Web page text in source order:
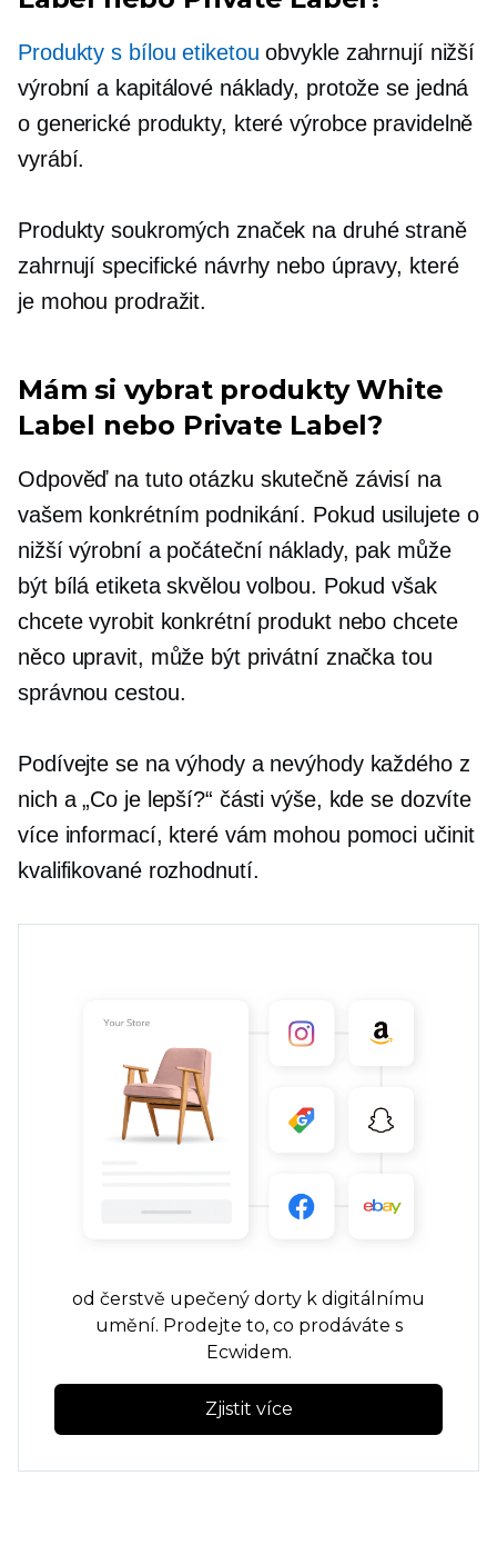
Produkty s bílou etiketou obvykle zahrnují nižší
výrobní a kapitálové náklady, protože se jedná
o generické produkty, které výrobce pravidelně
vyrábí.
Produkty soukromých značek na druhé straně
zahrnují specifické návrhy nebo úpravy, které
je mohou prodražit.
Mám si vybrat produkty White
Label nebo Private Label?
Odpověď na tuto otázku skutečně závisí na
vašem konkrétním podnikání. Pokud usilujete o
nižší výrobní a počáteční náklady, pak může
být bílá etiketa skvělou volbou. Pokud však
chcete vyrobit konkrétní produkt nebo chcete
něco upravit, může být privátní značka tou
správnou cestou.
Podívejte se na výhody a nevýhody každého z
nich a „Co je lepší?“ části výše, kde se dozvíte
více informací, které vám mohou pomoci učinit
kvalifikované rozhodnutí.
od čerstvě upečený dorty k digitálnímu
umění. Prodejte to, co prodáváte s
Ecwidem.
Zjistit více